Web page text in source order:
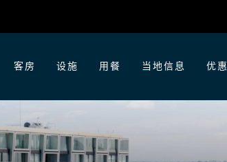
客房 设施 用餐 当地信息 优惠